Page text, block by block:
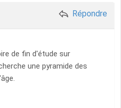
Répondre
de fin d'étude sur
une pyramide des